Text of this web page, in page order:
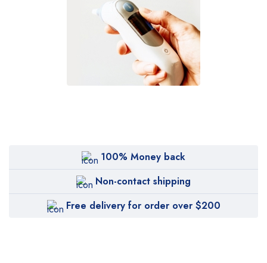
100% Money back
Non-contact shipping
Free delivery for order over $200